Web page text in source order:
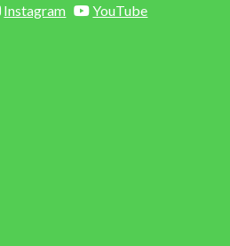
Instagram YouTube